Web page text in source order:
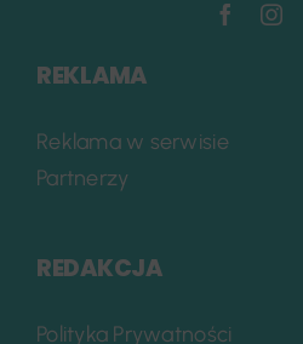
REKLAMA
Reklama w serwisie
Partnerzy
REDAKCJA
Polityka Prywatności